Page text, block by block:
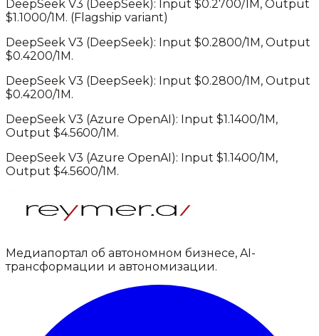
DeepSeek V3 ( DeepSeek): Input $0.2700/1M, Output
$1.1000/1M. (Flagship variant)
DeepSeek V3 (DeepSeek): Input $0.2800/1M, Output
$0.4200/1M.
DeepSeek V3 (DeepSeek): Input $0.2800/1M, Output
$0.4200/1M.
DeepSeek V3 (Azure OpenAI): Input $1.1400/1M,
Output $4.5600/1M.
DeepSeek V3 (Azure OpenAI): Input $1.1400/1M,
Output $4.5600/1M.
Медиапортал об автономном бизнесе, AI-
трансформации и автономизации.